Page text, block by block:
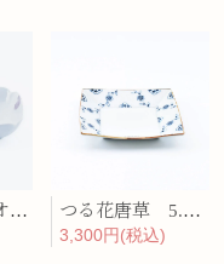
色ひょうたんオーバルボウル
つる花唐草 5.5寸角皿
3,300円(税込)